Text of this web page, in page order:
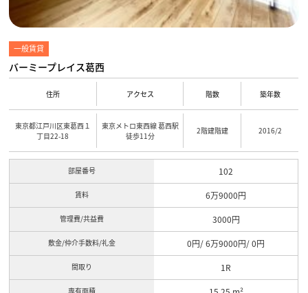
一般賃貸
バーミープレイス葛西
住所 アクセス 階数 築年数
東京都江戸川区東葛西１
丁目22-18
東京メトロ東西線 葛西駅
徒歩11分
2階建階建 2016/2
部屋番号
賃料
管理費/共益費
敷金/仲介手数料/礼金
間取り
専有面積
102
6万9000円
3000円
0円/ 6万9000円/ 0円
1R